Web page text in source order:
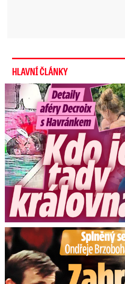
HLAVNÍ ČLÁNKY
Detaily aféry Decroix s Havránkem:
Splněný sen Ondřeje Brzobohatého: